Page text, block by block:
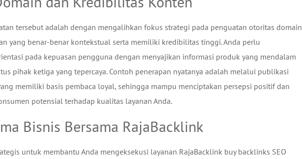
tersebut adalah dengan mengalihkan fokus strategi pada penguatan otoritas domain
yang benar-benar kontekstual serta memiliki kredibilitas tinggi. Anda perlu
pada kepuasan pengguna dengan menyajikan informasi produk yang mendalam
pihak ketiga yang tepercaya. Contoh penerapan nyatanya adalah melalui publikasi
memiliki basis pembaca loyal, sehingga mampu menciptakan persepsi positif dan
potensial terhadap kualitas layanan Anda.
Bisnis Bersama RajaBacklink
untuk membantu Anda mengeksekusi layanan RajaBacklink buy backlinks SEO